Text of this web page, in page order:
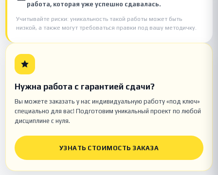
работа, которая уже успешно сдавалась.
Учитывайте риски: уникальность такой работы может быть
низкой, а также могут требоваться правки под вашу методичку.
Нужна работа с гарантией сдачи?
Вы можете заказать у нас индивидуальную работу «под ключ»
специально для вас! Подготовим уникальный проект по любой
дисциплине с нуля.
УЗНАТЬ СТОИМОСТЬ ЗАКАЗА